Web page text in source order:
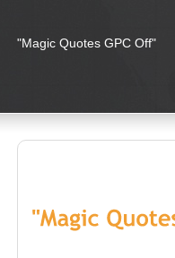
"Magic Quotes GPC Off"